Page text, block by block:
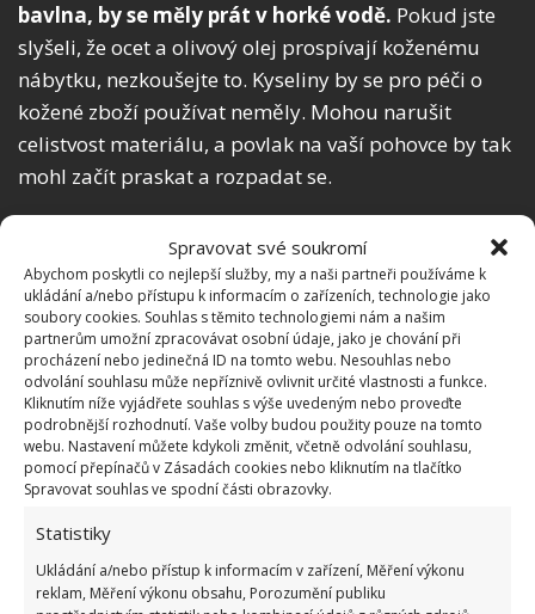
Spravovat své soukromí
Abychom poskytli co nejlepší služby, my a naši partneři používáme k
ukládání a/nebo přístupu k informacím o zařízeních, technologie jako
soubory cookies. Souhlas s těmito technologiemi nám a našim
partnerům umožní zpracovávat osobní údaje, jako je chování při
procházení nebo jedinečná ID na tomto webu. Nesouhlas nebo
odvolání souhlasu může nepříznivě ovlivnit určité vlastnosti a funkce.
Kliknutím níže vyjádřete souhlas s výše uvedeným nebo proveďte
podrobnější rozhodnutí. Vaše volby budou použity pouze na tomto
webu. Nastavení můžete kdykoli změnit, včetně odvolání souhlasu,
pomocí přepínačů v Zásadách cookies nebo kliknutím na tlačítko
Spravovat souhlas ve spodní části obrazovky.
Statistiky
Ukládání a/nebo přístup k informacím v zařízení, Měření výkonu
reklam, Měření výkonu obsahu, Porozumění publiku
bavlna, by se měly prát v horké vodě. Pokud jste
slyšeli, že ocet a olivový olej prospívají koženému
nábytku, nezkoušejte to. Kyseliny by se pro péči o
kožené zboží používat neměly. Mohou narušit
celistvost materiálu, a povlak na vaší pohovce by tak
mohl začít praskat a rozpadat se.
Fotografie: iStock